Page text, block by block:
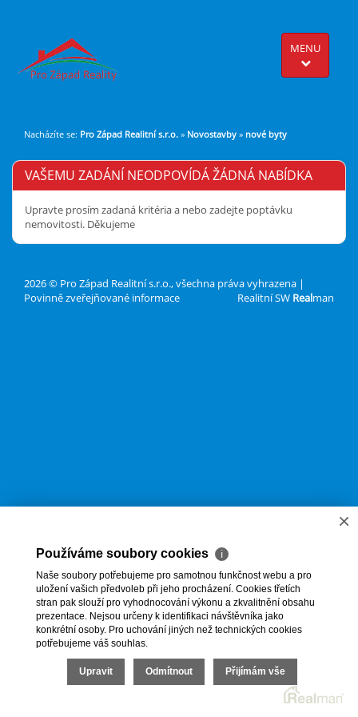
MENU
Nacházíte se: Pro Západ Realitní s.r.o. » Novostavby » nové byty
VAŠEMU ZADÁNÍ NEODPOVÍDÁ ŽÁDNÁ NABÍDKA
Upravte prosím zadaná kritéria a nebo zadejte poptávku
nemovitosti. Děkujeme
2026 © Pro Západ Realitní s.r.o., všechna práva vyhrazena |
Povinně zveřejňované informace
Realitní SW Realman
×
Používáme soubory cookies ℹ
Naše soubory potřebujeme pro samotnou funkčnost webu a pro
uložení vašich předvoleb při jeho procházení. Cookies třetích
stran pak slouží pro vyhodnocování výkonu a zkvalitnění obsahu
prezentace. Nejsou určeny k identifikaci návštěvníka jako
konkrétní osoby. Pro uchování jiných než technických cookies
potřebujeme váš souhlas.
Upravit Odmítnout Přijímám vše